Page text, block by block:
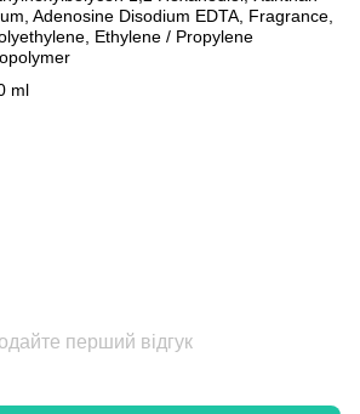
Adenosine Disodium EDTA, Fragrance,
Ethylene / Propylene
ml
перший відгук